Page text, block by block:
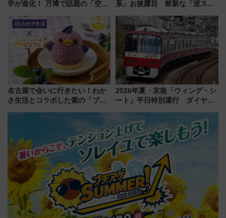
学が進化！ 万博で話題の「空飛
限定の歴代制服仮想試着体験も
レポート
系」お披露目 斬新な「逆スラ
放的な車内空間に注目、デビュ
ーは9月
名古屋で会いに行きたい！わか
さ生活とコラボした紫の「ブル
2026年夏・京急「ウィング・シ
ート」平日特別運行 ダイヤ・
三浦海岸を堪能できるお出かけ
プランもご紹介